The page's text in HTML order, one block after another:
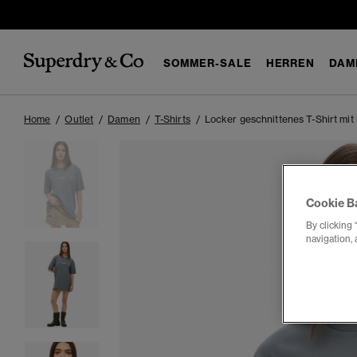
SOMMER-SALE HERREN
Home Outlet Damen T-Shirts Locker geschnittenes T-Shirt
Cookie
By clicking
navigation,